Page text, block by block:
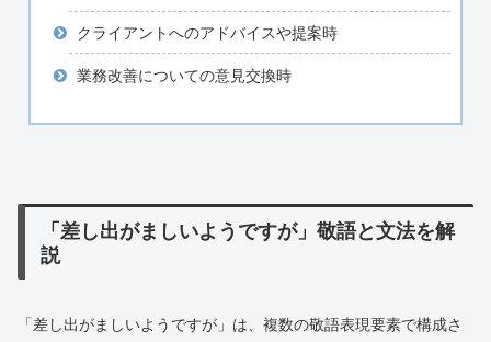
クライアントへのアドバイスや提案時
業務改善についての意見交換時
「差し出がましいようですが」敬語と文法を解
説
「差し出がましいようですが」は、複数の敬語表現要素で構成さ